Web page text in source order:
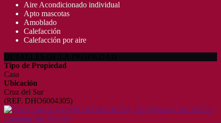
Aire Acondicionado individual
Apto mascotas
Amoblado
Calefacción
Calefacción por aire
Tipo de Propiedad
Casa
Ubicación
Cruz del Sur
(REF. DHO6004305)